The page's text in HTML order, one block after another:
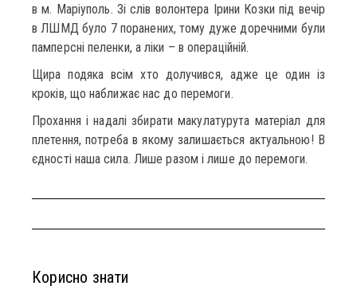
в м. Маріуполь. Зі слів волонтера Ірини Козки під вечір
в ЛШМД було 7 поранених, тому дуже доречними були
памперсні пеленки, а ліки – в операційній.
Щира подяка всім хто долучився, адже це один із
кроків, що наближає нас до перемоги.
Прохання і надалі збирати макулатурута матеріал для
плетення, потреба в якому залишається актуальною! В
єдності наша сила. Лише разом і лише до перемоги.
Корисно знати